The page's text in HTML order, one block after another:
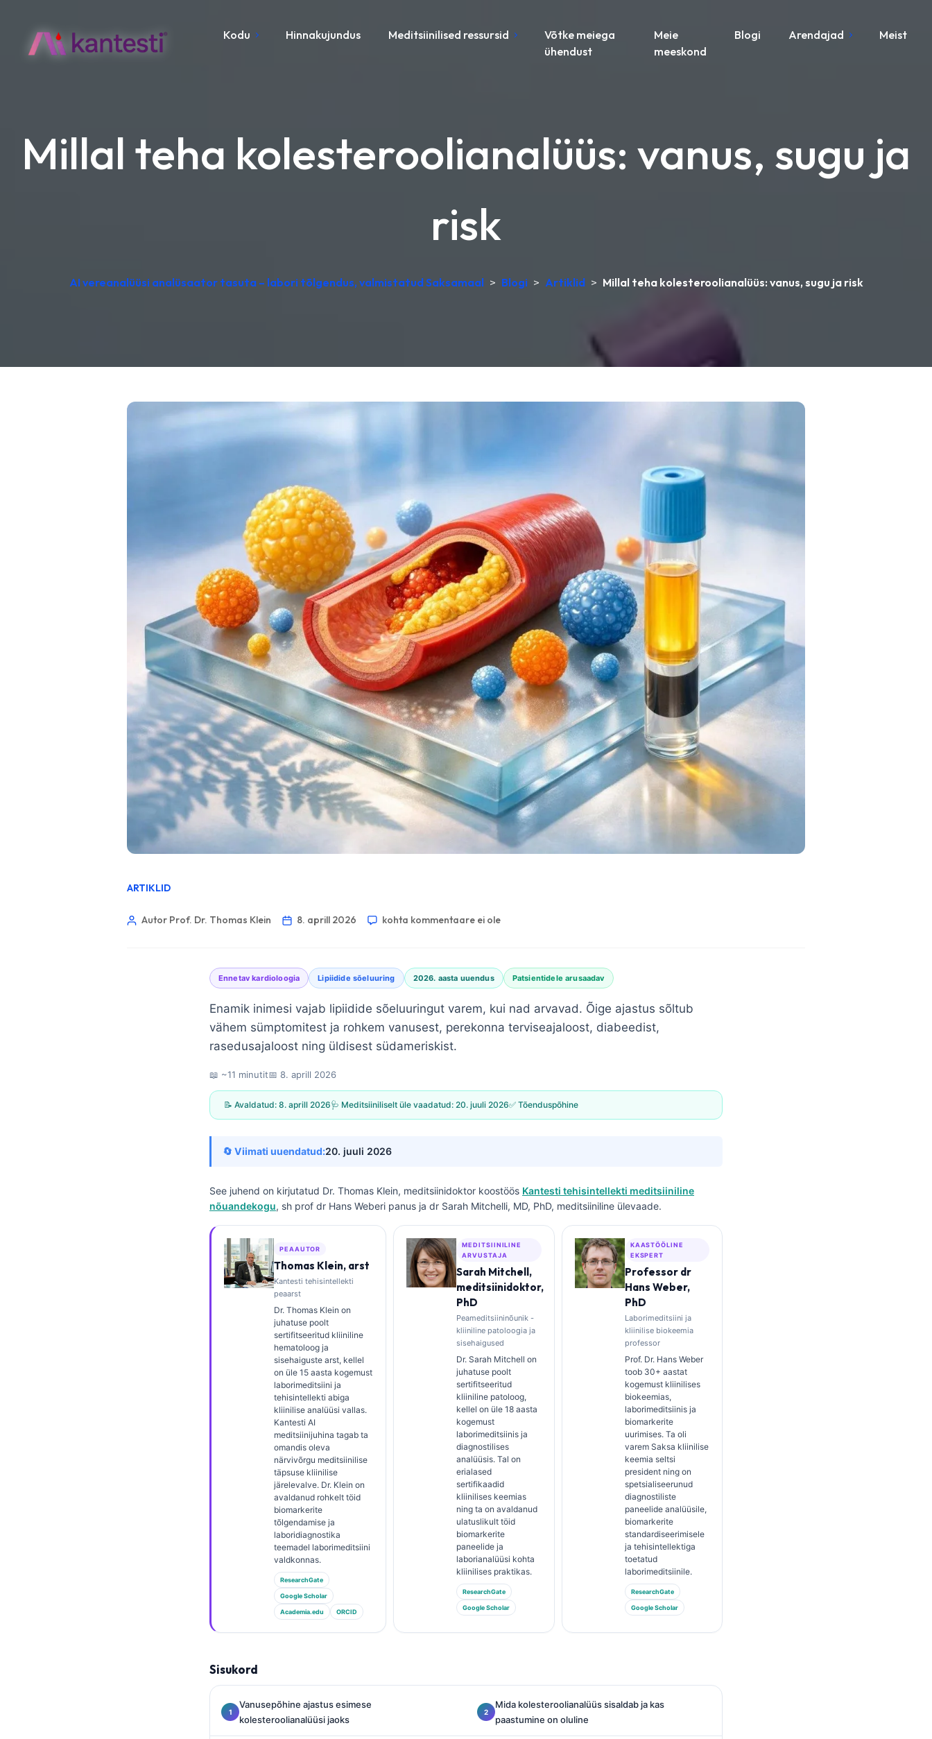
Kodu Hinnakujundus Meditsiinilised ressursid
Võtke meiega
ühendust
Meie
meeskond
Blogi Arendajad Meist
Millal teha kolesteroolianalüüs: vanus, sugu ja
risk
AI vereanalüüsi analüsaator tasuta – labori tõlgendus, valmistatud Saksamaal > Blogi > Artiklid > Millal teha kolesteroolianalüüs: vanus, sugu ja risk
ARTIKLID
Autor Prof. Dr. Thomas Klein 8. aprill 2026 kohta kommentaare ei ole
Ennetav kardioloogia Lipiidide sõeluuring 2026. aasta uuendus Patsientidele arusaadav
Enamik inimesi vajab lipiidide sõeluuringut varem, kui nad arvavad. Õige ajastus sõltub
vähem sümptomitest ja rohkem vanusest, perekonna terviseajaloost, diabeedist,
rasedusajaloost ning üldisest südameriskist.
📖 ~11 minutit📅 8. aprill 2026
📝 Avaldatud: 8. aprill 2026🩺 Meditsiiniliselt üle vaadatud: 20. juuli 2026✅ Tõenduspõhine
🔄 Viimati uuendatud:20. juuli 2026
See juhend on kirjutatud Dr. Thomas Klein, meditsiinidoktor koostöös Kantesti tehisintellekti meditsiiniline
nõuandekogu, sh prof dr Hans Weberi panus ja dr Sarah Mitchelli, MD, PhD, meditsiiniline ülevaade.
PEAAUTOR
Thomas Klein, arst
Kantesti tehisintellekti
peaarst
Dr. Thomas Klein on
juhatuse poolt
sertifitseeritud kliiniline
hematoloog ja
sisehaiguste arst, kellel
on üle 15 aasta kogemust
laborimeditsiini ja
tehisintellekti abiga
kliinilise analüüsi vallas.
Kantesti AI
meditsiinijuhina tagab ta
omandis oleva
närvivõrgu meditsiinilise
täpsuse kliinilise
järelevalve. Dr. Klein on
avaldanud rohkelt töid
biomarkerite
tõlgendamise ja
laboridiagnostika
teemadel laborimeditsiini
valdkonnas.
ResearchGate
Google Scholar
Academia.edu ORCID
MEDITSIINILINE
ARVUSTAJA
Sarah Mitchell,
meditsiinidoktor,
PhD
Peameditsiininõunik -
kliiniline patoloogia ja
sisehaigused
Dr. Sarah Mitchell on
juhatuse poolt
sertifitseeritud
kliiniline patoloog,
kellel on üle 18 aasta
kogemust
laborimeditsiinis ja
diagnostilises
analüüsis. Tal on
erialased
sertifikaadid
kliinilises keemias
ning ta on avaldanud
ulatuslikult töid
biomarkerite
paneelide ja
laborianalüüsi kohta
kliinilises praktikas.
ResearchGate
Google Scholar
KAASTÖÖLINE
EKSPERT
Professor dr
Hans Weber,
PhD
Laborimeditsiini ja
kliinilise biokeemia
professor
Prof. Dr. Hans Weber
toob 30+ aastat
kogemust kliinilises
biokeemias,
laborimeditsiinis ja
biomarkerite
uurimises. Ta oli
varem Saksa kliinilise
keemia seltsi
president ning on
spetsialiseerunud
diagnostiliste
paneelide analüüsile,
biomarkerite
standardiseerimisele
ja tehisintellektiga
toetatud
laborimeditsiinile.
ResearchGate
Google Scholar
Sisukord
Vanusepõhine ajastus esimese
kolesteroolianalüüsi jaoks
Mida kolesteroolianalüüs sisaldab ja kas
paastumine on oluline